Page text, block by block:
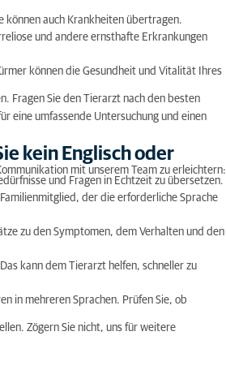
können auch Krankheiten übertragen.
und andere ernsthafte Erkrankungen
können die Gesundheit und Vitalität Ihres
Fragen Sie den Tierarzt nach den besten
eine umfassende Untersuchung und einen
kein Englisch oder
mit unserem Team zu erleichtern:
und Fragen in Echtzeit zu übersetzen.
der die erforderliche Sprache
zu den Symptomen, dem Verhalten und den
kann dem Tierarzt helfen, schneller zu
in mehreren Sprachen. Prüfen Sie, ob
Zögern Sie nicht, uns für weitere